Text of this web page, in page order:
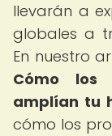
llevarán a
globales a
En nuestro
Cómo los
amplían tu
cómo los